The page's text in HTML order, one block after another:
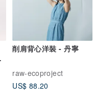
削肩背心洋裝 - 丹寧
raw-ecoproject
US$ 88.20